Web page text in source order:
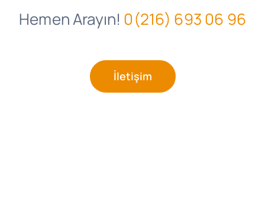
Hemen Arayın! 0(216) 693 06 96
İletişim